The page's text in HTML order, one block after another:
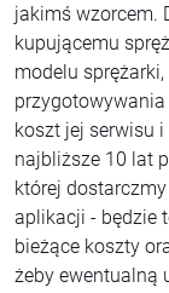
jakimś wzorcem.
kupującemu
modelu
koszt jej serwisu
najbliższe 10 lat
której
aplikacji - będzie
bieżące koszty
żeby ewentualną